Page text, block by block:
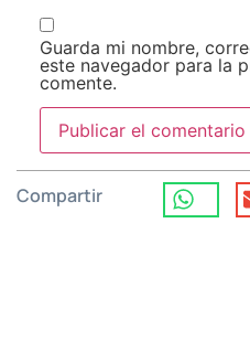
Guarda mi nombre,
este navegador para la
comente.
Compartir